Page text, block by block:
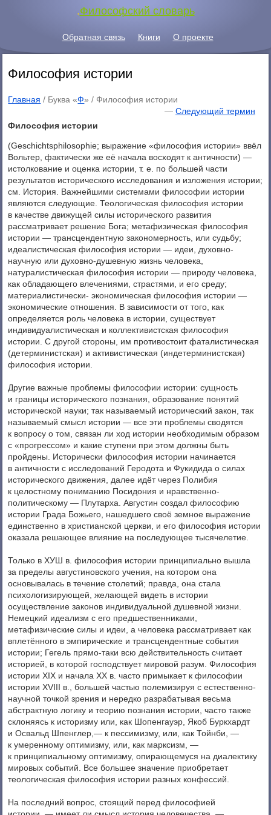
.Философский словарь
Обратная связь Книги О проекте
Философия истории
Главная / Буква «Ф» / Философия истории
— Следующий термин
Философия истории
(Geschichtsphilosophie; выражение «философия истории» ввёл
Вольтер, фактически же её начала восходят к античности) —
истолкование и оценка истории, т. е. по большей части
результатов исторического исследования и изложения истории;
см. История. Важнейшими системами философии истории
являются следующие. Теологическая философия истории
в качестве движущей силы исторического развития
рассматривает решение Бога; метафизическая философия
истории — трансцендентную закономерность, или судьбу;
идеалистическая философия истории — идеи, духовно-
научную или духовно-душевную жизнь человека,
натуралистическая философия истории — природу человека,
как обладающего влечениями, страстями, и его среду;
материалистически- экономическая философия истории —
экономические отношения. В зависимости от того, как
определяется роль человека в истории, существует
индивидуалистическая и коллективистская философия
истории. С другой стороны, им противостоит фаталистическая
(детерминистская) и активистическая (индетерминистская)
философия истории.
Другие важные проблемы философии истории: сущность
и границы исторического познания, образование понятий
исторической науки; так называемый исторический закон, так
называемый смысл истории — все эти проблемы сводятся
к вопросу о том, связан ли ход истории необходимым образом
с «прогрессом» и какие ступени при этом должны быть
пройдены. Исторически философия истории начинается
в античности с исследований Геродота и Фукидида о силах
исторического движения, далее идёт через Полибия
к целостному пониманию Посидония и нравственно-
политическому — Плутарха. Августин создал философию
истории Града Божьего, нашедшего своё земное выражение
единственно в христианской церкви, и его философия истории
оказала решающее влияние на последующее тысячелетие.
Только в ХУШ в. философия истории принципиально вышла
за пределы августиновского учения, на котором она
основывалась в течение столетий; правда, она стала
психологизирующей, желающей видеть в истории
осуществление законов индивидуальной душевной жизни.
Немецкий идеализм с его предшественниками,
метафизические силы и идеи, а человека рассматривает как
вплетённого в эмпирические и трансцендентные события
истории; Гегель прямо-таки всю действительность считает
историей, в которой господствует мировой разум. Философия
истории XIX и начала XX в. часто примыкает к философии
истории XVIII в., большей частью полемизируя с естественно-
научной точкой зрения и нередко разрабатывая весьма
абстрактную логику и теорию познания истории, часто также
склоняясь к историзму или, как Шопенгауэр, Якоб Буркхардт
и Освальд Шпенглер,— к пессимизму, или, как Тойнби, —
к умеренному оптимизму, или, как марксизм, —
к принципиальному оптимизму, опирающемуся на диалектику
мировых событий. Все большее значение приобретает
теологическая философия истории разных конфессий.
На последний вопрос, стоящий перед философией